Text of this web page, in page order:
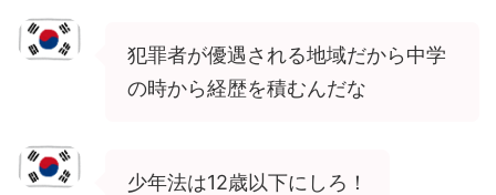
犯罪者が優遇される地域だから中学
の時から経歴を積むんだな
少年法は12歳以下にしろ！